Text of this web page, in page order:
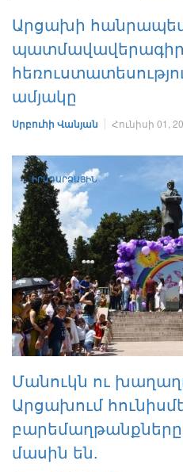
Արցախի
ամյակը
Սրբուհի Վանյան Հունիսի 01,
ԻՐԱԴԱՐՁԱՅԻՆ
Մանուկն ու
Արցախում
մասին են.